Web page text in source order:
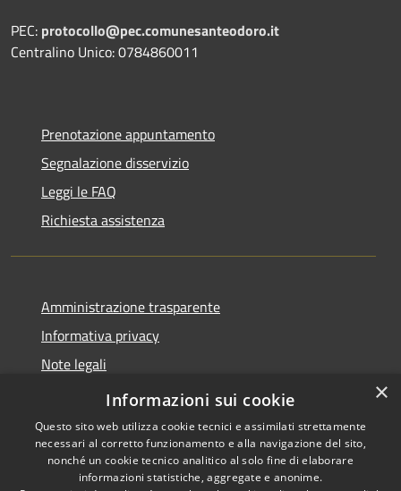
PEC: protocollo@pec.comunesanteodoro.it
Centralino Unico: 0784860011
Prenotazione appuntamento
Segnalazione disservizio
Leggi le FAQ
Richiesta assistenza
Amministrazione trasparente
Informativa privacy
Note legali
Dichiarazione di accessibilità
Copyright © 2026 • Comune di
×
Informazioni sui cookie
Questo sito web utilizza cookie tecnici e assimilati strettamente
necessari al corretto funzionamento e alla navigazione del sito,
nonché un cookie tecnico analitico al solo fine di elaborare
informazioni statistiche, aggregate e anonime.